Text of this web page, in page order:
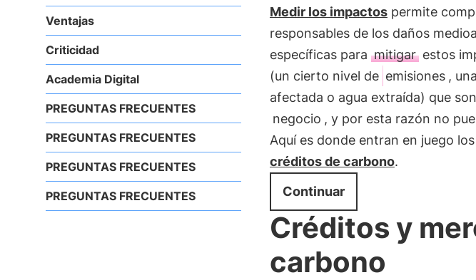
Ventajas
Criticidad
Academia Digital
PREGUNTAS FRECUENTES
PREGUNTAS FRECUENTES
PREGUNTAS FRECUENTES
PREGUNTAS FRECUENTES
Medir los impactospermite
responsables de los daños
específicas para mitigarestos
(un cierto nivel de emisiones ,
afectada o agua extraída) que
negocio , y por esta razón no
Aquí es donde entran en juego
créditos de carbono.
Continuar
Créditos y
carbono